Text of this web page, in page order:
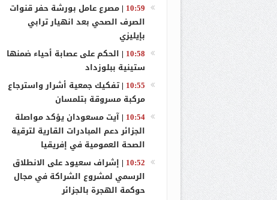
بعد ركود
10:59
| مصرع عامل بورشة حفر قنوات
الصرف الصحي بعد انهيار ترابي
بإيليزي
10:58
| الحكم على عصابة أحياء ضمنها
ستينية ببلوزداد
10:55
| تفكيك جمعية أشرار واسترجاع
مركبة مسروقة بتلمسان
10:54
| آيت مسعودان يؤكد مواصلة
الجزائر دعم المبادرات القارية لترقية
الصحة العمومية في إفريقيا
10:52
| إشراف سعيود على الانطلاق
الرسمي لمشروع الشراكة في مجال
حوكمة الهجرة بالجزائر